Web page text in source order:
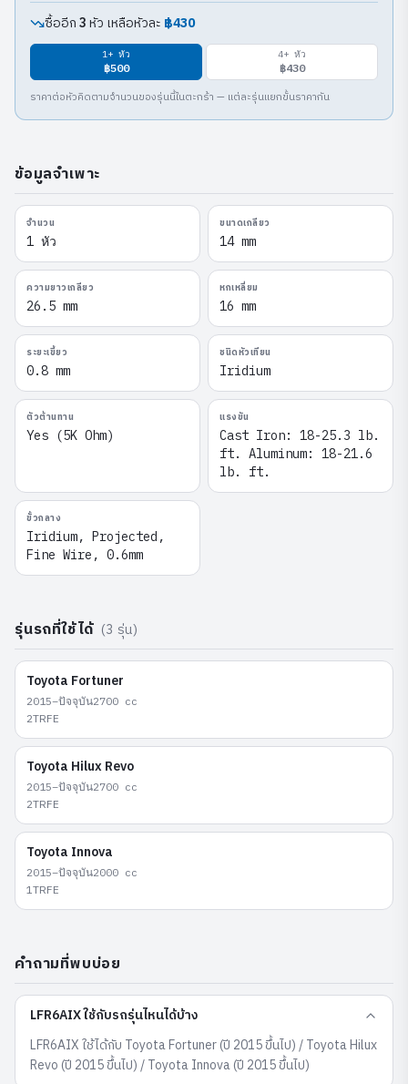
ซื้ออีก 3 หัว เหลือหัวละ ฿430
1+ หัว
฿500
4+ หัว
฿430
ราคาต่อหัวคิดตามจำนวนของรุ่นนี้ในตะกร้า — แต่ละรุ่นแยกขั้นราคากัน
ข้อมูลจำเพาะ
จำนวน
1 หัว
ขนาดเกลียว
14 mm
ความยาวเกลียว
26.5 mm
หกเหลี่ยม
16 mm
ระยะเขี้ยว
0.8 mm
ชนิดหัวเทียน
Iridium
ตัวต้านทาน
Yes (5K Ohm)
แรงขัน
Cast Iron: 18-25.3 lb.
ft. Aluminum: 18-21.6
lb. ft.
ขั้วกลาง
Iridium, Projected,
Fine Wire, 0.6mm
รุ่นรถที่ใช้ได้ (3 รุ่น)
Toyota Fortuner
2015–ปัจจุบัน2700 cc
2TRFE
Toyota Hilux Revo
2015–ปัจจุบัน2700 cc
2TRFE
Toyota Innova
2015–ปัจจุบัน2000 cc
1TRFE
คำถามที่พบบ่อย
LFR6AIX ใช้กับรถรุ่นไหนได้บ้าง
LFR6AIX ใช้ได้กับ Toyota Fortuner (ปี 2015 ขึ้นไป) / Toyota Hilux
Revo (ปี 2015 ขึ้นไป) / Toyota Innova (ปี 2015 ขึ้นไป)